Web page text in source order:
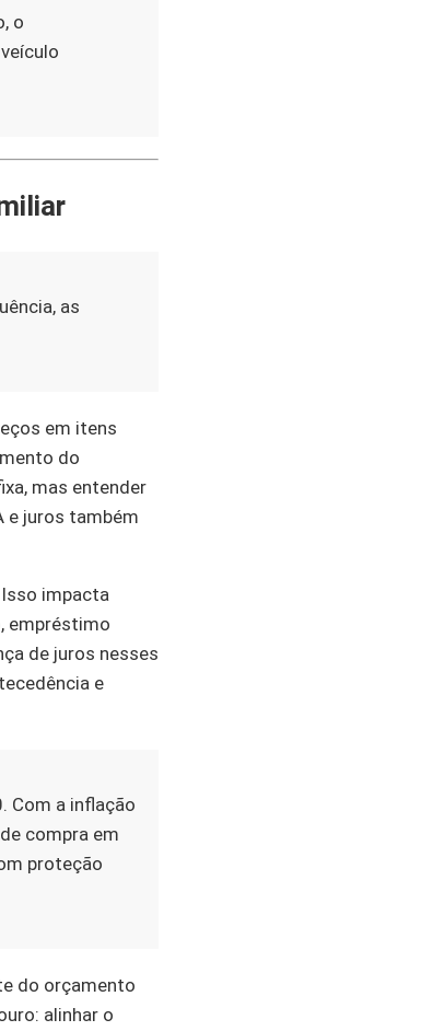
o
as
em itens
do
mas entender
e juros também
impacta
empréstimo
de juros nesses
e
Com a inflação
compra em
proteção
do orçamento
alinhar o